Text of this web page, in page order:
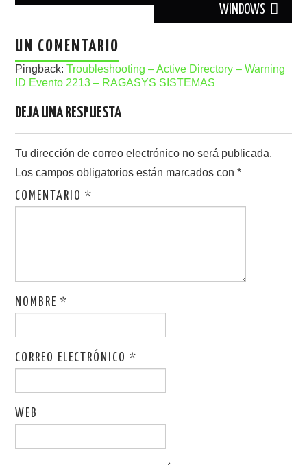
WINDOWS
UN COMENTARIO
Pingback:Troubleshooting – Active Directory – Warning
ID Evento 2213 – RAGASYS SISTEMAS
DEJA UNA RESPUESTA
Tu dirección de correo electrónico no será publicada.
Los campos obligatorios están marcados con*
COMENTARIO*
NOMBRE*
CORREO ELECTRÓNICO*
WEB